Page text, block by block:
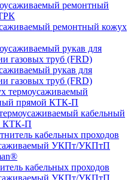
ремонтный кожух
рукав для
газовых труб (FRD)
кабельный
КТК-П
кабельных проходов
УКПт/УКПтП